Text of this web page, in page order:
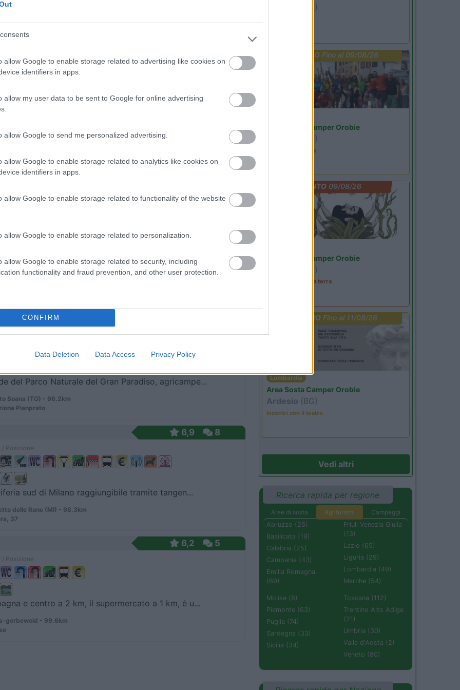
allow Google to enable storage related to advertising like cookies on
identifiers in apps.
allow my user data to be sent to Google for online advertising
allow Google to send me personalized advertising.
allow Google to enable storage related to analytics like cookies on
identifiers in apps.
allow Google to enable storage related to functionality of the website
allow Google to enable storage related to personalization.
allow Google to enable storage related to security, including
functionality and fraud prevention, and other user protection.
CONFIRM
Data Deletion Data Access Privacy Policy
Posizione
- 66.4km
7,5
Posizione
sorge in Lomellina e dispone di 5 stalli, senza...
(PV) - 94.1km
prevalentemente zootecnica dove vengono allevati ...
Posizione
del Parco Naturale del Gran Paradiso, agricampe...
Soana (TO) - 96.2km
Pianprato
6,9 8
sud di Milano raggiungibile tramite tangen...
delle Rane (MI) - 98.3km
37
6,2 5
e centro a 2 km, il supermercato a 1 km, è u...
gerbeweid - 99.6km
(BG)
PROMO Fino al 09/08/26
Area Sosta Camper Orobie
(BG)
Ardesio in scatola
EVENTO09/08/26
Area Sosta Camper Orobie
(BG)
A levar l'ombra da terra
PROMO Fino al 11/08/26
Lombardia
Area Sosta Camper Orobie
Ardesio (BG)
Incontri con il teatro
Vedi altri
Ricerca rapida per regione
Aree di sosta Agriturismi
Campeggi
Abruzzo (26)
Basilicata (19)
Calabria (25)
Campania (43)
Emilia Romagna
(69)
Friuli Venezia Giulia
(13)
Lazio (65)
Liguria (29)
Lombardia (49)
Marche (54)
Molise (8)
Piemonte (63)
Puglia (74)
Sardegna (33)
Sicilia (34)
Toscana (112)
Trentino Alto Adige
(21)
Umbria (30)
Valle d'Aosta (2)
Veneto (80)